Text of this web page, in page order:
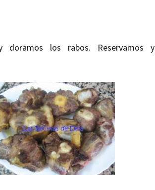
doramos los rabos. Reservamos y